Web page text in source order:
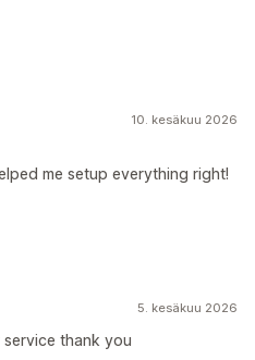
10. kesäkuu 2026
me setup everything right!
5. kesäkuu 2026
thank you